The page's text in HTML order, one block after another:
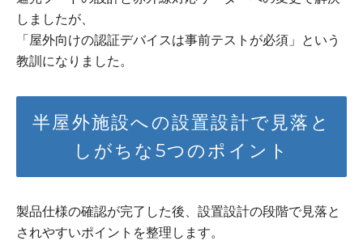
しましたが、
「屋外向けの認証デバイスは事前テストが必須」という
教訓になりました。
半屋外施設への設置設計で見落と
しがちな5つのポイント
製品仕様の確認が完了した後、設置設計の段階で見落と
されやすいポイントを整理します。